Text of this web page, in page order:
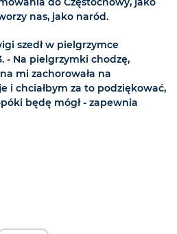
nas, jako naród.
szedł w pielgrzymce
- Na pielgrzymki chodzę,
mi zachorowała na
i chciałbym za to podziękować,
będę mógł - zapewnia